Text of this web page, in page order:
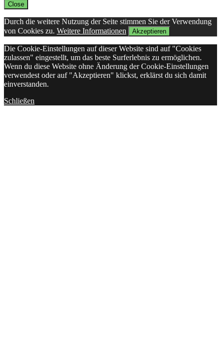
Close
Durch die weitere Nutzung der Seite stimmen Sie der Verwendung
von Cookies zu. Weitere Informationen Akzeptieren
Die Cookie-Einstellungen auf dieser Website sind auf "Cookies
zulassen" eingestellt, um das beste Surferlebnis zu ermöglichen.
Wenn du diese Website ohne Änderung der Cookie-Einstellungen
verwendest oder auf "Akzeptieren" klickst, erklärst du sich damit
einverstanden.
Schließen